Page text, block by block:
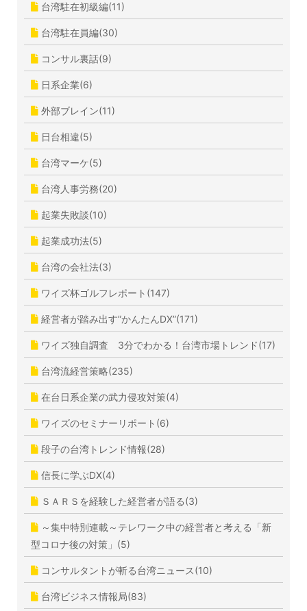
台湾駐在初級編(11)
台湾駐在員編(30)
コンサル裏話(9)
日系企業(6)
外部ブレイン(11)
日台相違(5)
台湾マーケ(5)
台湾人事労務(20)
起業失敗談(10)
起業成功法(5)
台湾の会社法(3)
ワイズ杯ゴルフレポート(147)
経営者が踏み出す”かんたんDX”(171)
ワイズ独自調査 3分でわかる！台湾市場トレンド(17)
台湾流経営策略(235)
在台日系企業の武力侵攻対策(4)
ワイズのセミナーリポート(6)
段子の台湾トレンド情報(28)
信長に学ぶDX(4)
ＳＡＲＳを経験した経営者が語る(3)
～集中特別連載～テレワーク中の経営者と考える「新
型コロナ後の対策」(5)
コンサルタントが斬る台湾ニュース(10)
台湾ビジネス情報局(83)